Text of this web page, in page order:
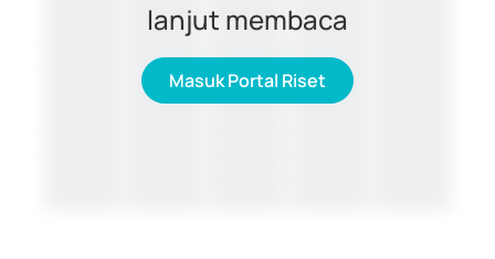
lanjut membaca
Masuk Portal Riset